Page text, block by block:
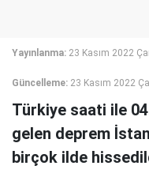
Yayınlanma: 23 Kasım 2022
Güncelleme: 23 Kasım 2022
Türkiye saati ile
gelen deprem
birçok ilde